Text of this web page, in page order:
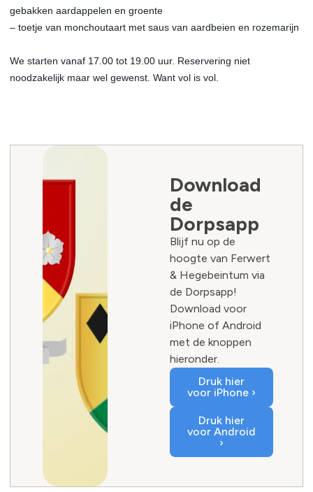
gebakken aardappelen en groente
– toetje van monchoutaart met saus van aardbeien en rozemarijn
We starten vanaf 17.00 tot 19.00 uur. Reservering niet
noodzakelijk maar wel gewenst. Want vol is vol.
Download
de
Dorpsapp
Blijf nu op de
hoogte van Ferwert
& Hegebeintum via
de Dorpsapp!
Download voor
iPhone of Android
met de knoppen
hieronder.
Druk hier
voor iPhone ›
Druk hier
voor Android
›